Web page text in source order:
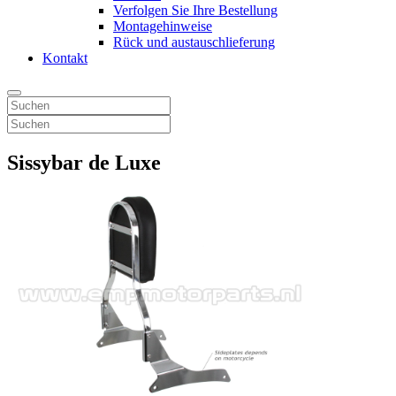
Verfolgen Sie Ihre Bestellung
Montagehinweise
Rück und austauschlieferung
Kontakt
Sissybar de Luxe